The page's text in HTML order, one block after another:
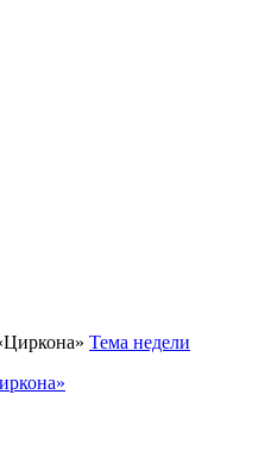
Тема недели